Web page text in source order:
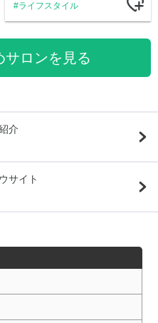
ライフスタイル
サロンを見る
介
サイト